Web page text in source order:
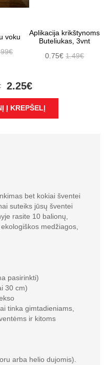
voku
Aplikacija krikštynoms
Buteliukas, 3vnt
0.75€1.49€
2.25€
Į KREPŠELĮ
bet kokiai šventei
suteiks jūsų šventei
rasite 10 balionų,
medžiagos,
pasirinkti)
30 cm)
tinka gimtadieniams,
ir kitoms
arba helio dujomis).